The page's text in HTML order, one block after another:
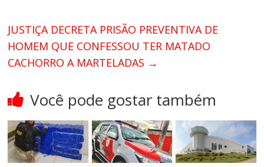
JUSTIÇA DECRETA PRISÃO PREVENTIVA DE
HOMEM QUE CONFESSOU TER MATADO
CACHORRO A MARTELADAS →
Você pode gostar também